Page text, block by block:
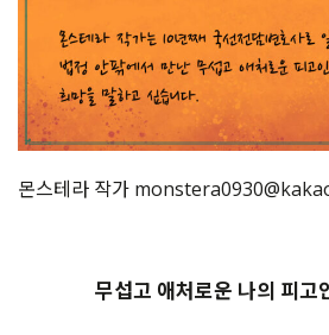
몬스테라 작가
무섭고 애처로운 나의 피고